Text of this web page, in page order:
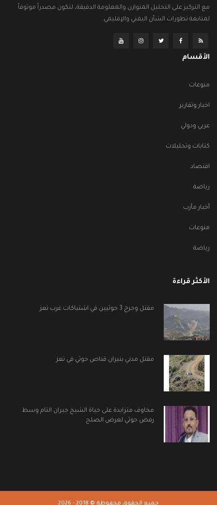
مع التركيز على التحليل المتوازن والمعلومة الدقيقة، لتكون مصدراً موثوقاً
لمتابعة تطورات الشأن اليمني والإقليمي.
الأقسام
منوعات
اخبار وتقارير
عربي ودولي
كتابات وتحليلات
اقتصاد
رياضة
أخبار مأرب
منوعات
رياضة
الأكثر قراءة
مقتل وجرح 3 حوثيين في اشتباكات غرب تعز
مقتل مدني بنيران قناص حوثي في تعز
مخاوف متزايدة على حياة الشيخ جبران التام وسط
رفض حوثي لعرض الصلح
جميع الحقوق محفوظة © 2018 - 2026